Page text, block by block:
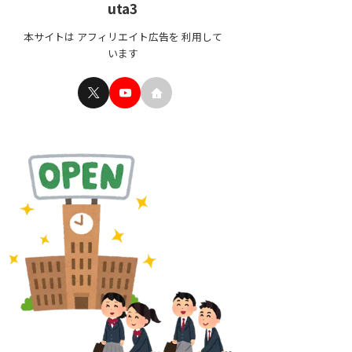
uta3
本サイトは アフィリエイト広告を 利用して
います